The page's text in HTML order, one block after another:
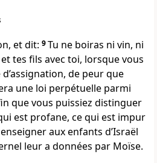
et dit: 9Tu ne boiras ni vin, ni
tes fils avec toi, lorsque vous
de peur que
une loi perpétuelle parmi
que vous puissiez distinguer
est profane, ce qui est impur
aux enfants d’Israël
leur a données par Moïse.